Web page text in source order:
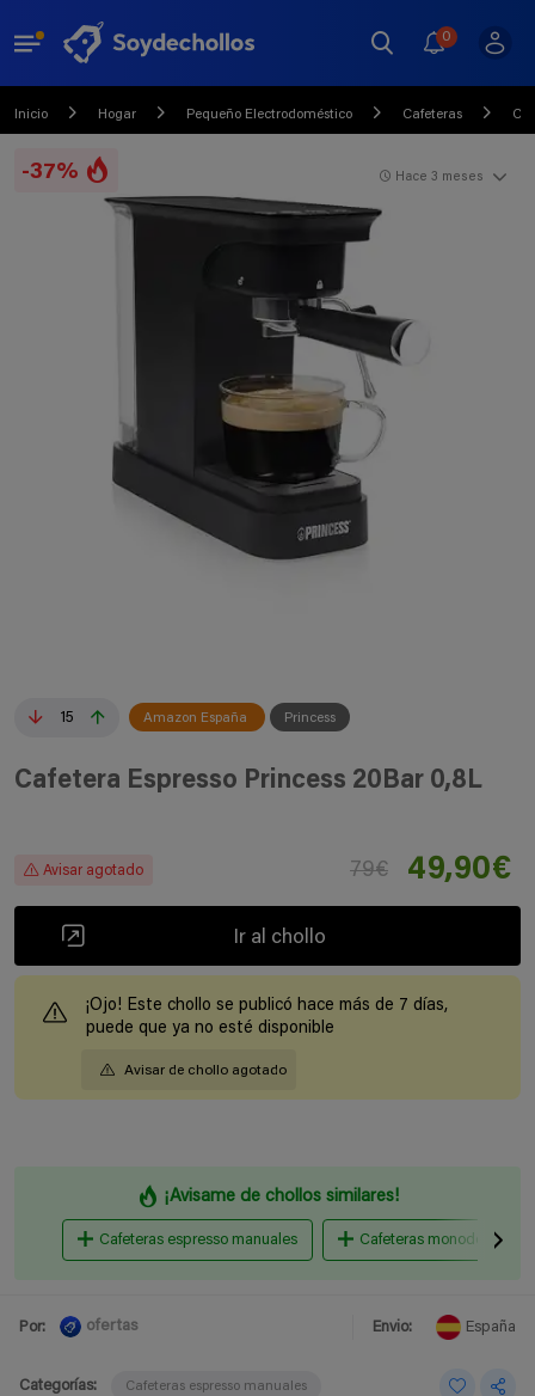
0
Inicio Hogar Pequeño Electrodoméstico Cafeteras
-37%
15 Amazon España Princess
Hace 3 meses
Cafetera Espresso Princess 20Bar 0,8L
Avisar agotado 79€ 49,90€
Ir al chollo
¡Ojo! Este chollo se publicó hace más de 7 días,
puede que ya no esté disponible
Avisar de chollo agotado
¡Avisame de chollos similares!
Cafeteras espresso manuales Cafeteras monodosis y
Por: ofertas Envio: España
Categorías: Cafeteras espresso manuales